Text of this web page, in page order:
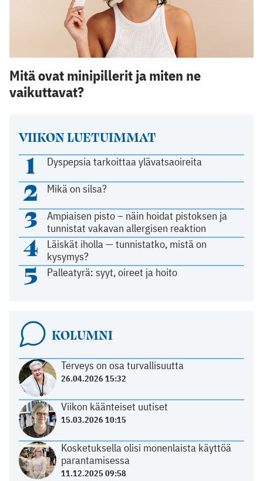
VIIKON LUETUIMMAT
1 Dyspepsia tarkoittaa ylävatsaoireita
2 Mikä on silsa?
3
Ampiaisen pisto – näin hoidat pistoksen ja
tunnistat vakavan allergisen reaktion
4
Läiskät iholla — tunnistatko, mistä on
kysymys?
5 Palleatyrä: syyt, oireet ja hoito
KOLUMNI
Terveys on osa turvallisuutta
26.04.2026 15:32
Viikon käänteiset uutiset
15.03.2026 10:15
Kosketuksella olisi monenlaista käyttöä
parantamisessa
11.12.2025 09:58
Mitä ovat minipillerit ja miten ne
vaikuttavat?